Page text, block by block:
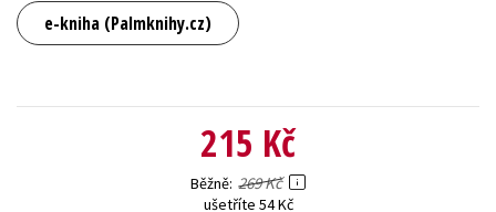
e-kniha (Palmknihy.cz)
215 Kč
Běžně 269 Kč
ušetříte 54 Kč